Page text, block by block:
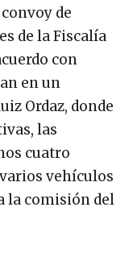
de
de la Fiscalía
con
en un
Ordaz, donde
las
cuatro
vehículos
la comisión del